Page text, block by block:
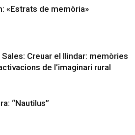
«Estrats de memòria»
Sales: Creuar el llindar: memòries
de l’imaginari rural
“Nautilus”